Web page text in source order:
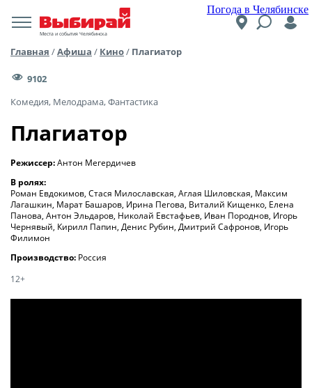
Погода в Челябинске
Места и события Челябинска
Главная /Афиша / Кино/ Плагиатор
9102
Комедия, Мелодрама, Фантастика
Плагиатор
Режиссер:Антон Мегердичев
В ролях:
Роман Евдокимов, Стася Милославская, Аглая Шиловская, Максим
Лагашкин, Марат Башаров, Ирина Пегова, Виталий Кищенко, Елена
Панова, Антон Эльдаров, Николай Евстафьев, Иван Породнов, Игорь
Чернявый, Кирилл Папин, Денис Рубин, Дмитрий Сафронов, Игорь
Филимон
Производство: Россия
12+